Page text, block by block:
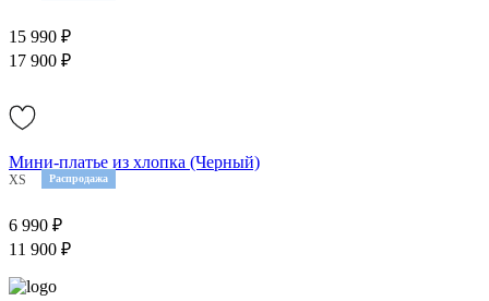
15 990 ₽
17 900 ₽
Распродажа
Мини-платье из хлопка (Черный)
XS M
6 990 ₽
11 900 ₽